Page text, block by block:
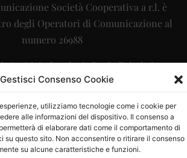
Gestisci Consenso Cookie
utilizziamo tecnologie come i cookie per
alle informazioni del dispositivo. Il consenso a
di elaborare dati come il comportamento di
su questo sito. Non acconsentire o ritirare il consenso
su alcune caratteristiche e funzioni.
Società Cooperativa a r.l. è
degli Operatori di Comunicazione al
numero 26988
La Digitale srl–info@ladigitale.it